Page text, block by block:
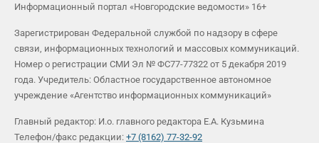
Информационный портал «Новгородские ведомости» 16+
Зарегистрирован Федеральной службой по надзору в сфере
связи, информационных технологий и массовых коммуникаций.
Номер о регистрации СМИ Эл № ФС77-77322 от 5 декабря 2019
года. Учредитель: Областное государственное автономное
учреждение «Агентство информационных коммуникаций»
Главный редактор: И.о. главного редактора Е.А. Кузьмина
Телефон/факс редакции: +7 (8162) 77-32-92